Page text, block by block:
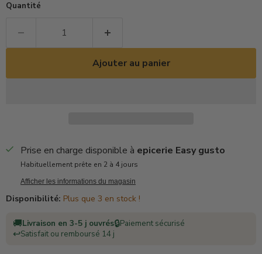
Quantité
Ajouter au panier
Prise en charge disponible à epicerie Easy gusto
Habituellement prête en 2 à 4 jours
Afficher les informations du magasin
Disponibilité: Plus que 3 en stock !
🚚Livraison en 3-5 j ouvrés🔒Paiement sécurisé
↩️Satisfait ou remboursé 14 j